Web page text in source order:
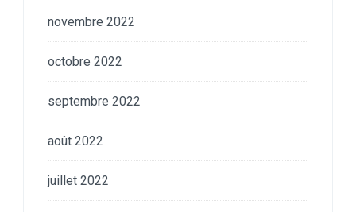
novembre 2022
octobre 2022
septembre 2022
août 2022
juillet 2022